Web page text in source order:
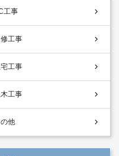
工事
工事
工事
工事
他